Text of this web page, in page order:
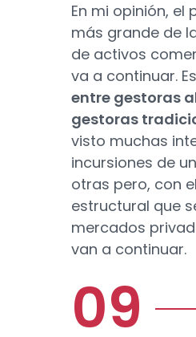
En mi opinión, el
más grande de
de activos
va a continuar.
entre gestoras
gestoras
visto muchas
incursiones de
otras pero, con
estructural que
mercados
van a continuar.